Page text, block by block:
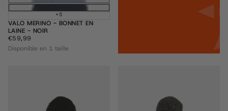
+5
VALO MERINO - BONNET EN
LAINE - NOIR
€59,99
PRIX
RÉGULIER
€59,99
Disponible en 1 taille